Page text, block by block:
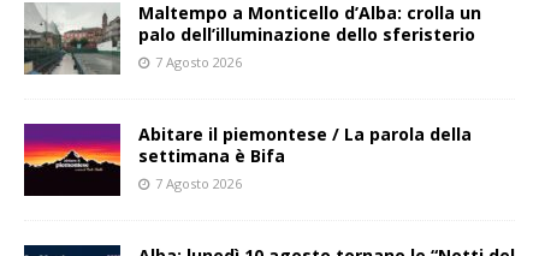
Maltempo a Monticello d’Alba: crolla un
palo dell’illuminazione dello sferisterio
7 Agosto 2026
Abitare il piemontese / La parola della
settimana è Bifa
7 Agosto 2026